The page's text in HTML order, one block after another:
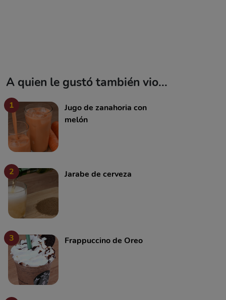
A quien le gustó también vio...
1
Jugo de zanahoria con
melón
2 Jarabe de cerveza
3 Frappuccino de Oreo